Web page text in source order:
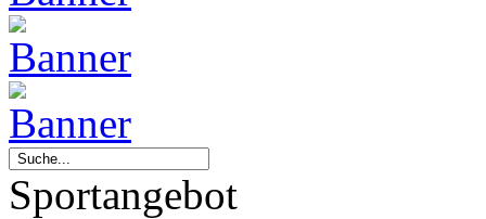
Sportangebot